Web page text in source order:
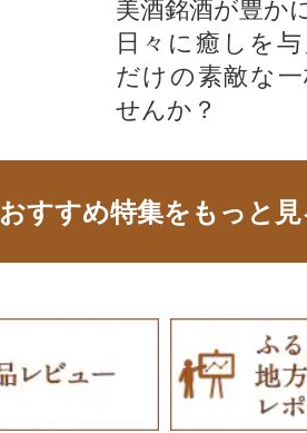
美酒銘酒が豊か
日々に癒しを
だけの素敵な
せんか？
おすすめ特集をもっと